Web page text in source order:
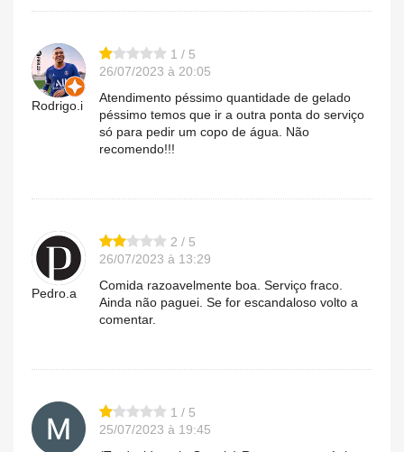
Rodrigo.i
1 / 5
26/07/2023 à 20:05
Atendimento péssimo quantidade de gelado
péssimo temos que ir a outra ponta do serviço
só para pedir um copo de água. Não
recomendo!!!
Pedro.a
2 / 5
26/07/2023 à 13:29
Comida razoavelmente boa. Serviço fraco.
Ainda não paguei. Se for escandaloso volto a
comentar.
1 / 5
25/07/2023 à 19:45